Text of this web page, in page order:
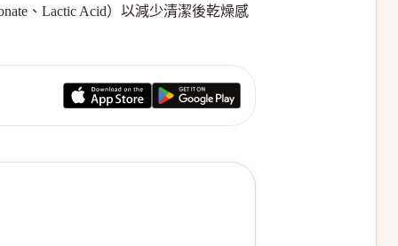
、Lactic Acid）以減少清潔後乾燥感